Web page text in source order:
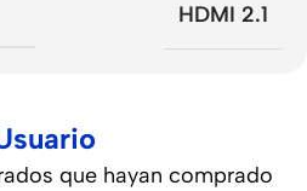
HDMI 2.1
que hayan comprado